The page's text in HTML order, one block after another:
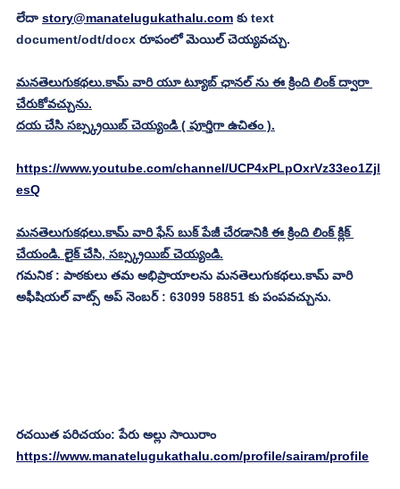
లేదా story@manatelugukathalu.com కు text
document/odt/docx రూపంలో మెయిల్ చెయ్యవచ్చు.
మనతెలుగుకథలు.కామ్ వారి యూ ట్యూబ్ ఛానల్ ను ఈ క్రింది లింక్ ద్వారా
చేరుకోవచ్చును.
దయ చేసి సబ్స్క్రయిబ్ చెయ్యండి ( పూర్తిగా ఉచితం ).
https://www.youtube.com/channel/UCP4xPLpOxrVz33eo1Zjl
esQ
మనతెలుగుకథలు.కామ్ వారి ఫేస్ బుక్ పేజీ చేరడానికి ఈ క్రింది లింక్ క్లిక్
చేయండి. లైక్ చేసి, సబ్స్క్రయిబ్ చెయ్యండి.
గమనిక : పాఠకులు తమ అభిప్రాయాలను మనతెలుగుకథలు.కామ్ వారి
అఫీషియల్ వాట్స్ అప్ నెంబర్ : 63099 58851 కు పంపవచ్చును.
రచయిత పరిచయం: పేరు అల్లు సాయిరాం
https://www.manatelugukathalu.com/profile/sairam/profile